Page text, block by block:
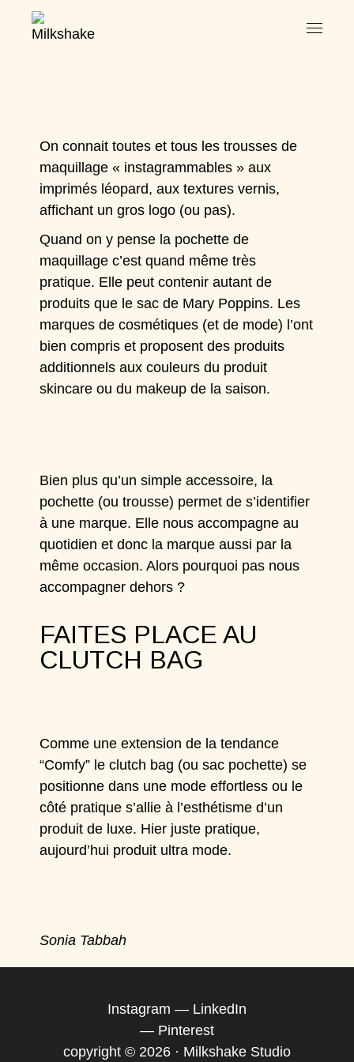
On connait toutes et tous les trousses de
maquillage « instagrammables » aux
imprimés léopard, aux textures vernis,
affichant un gros logo (ou pas).
Quand on y pense la pochette de
maquillage c’est quand même très
pratique. Elle peut contenir autant de
produits que le sac de Mary Poppins. Les
marques de cosmétiques (et de mode) l’ont
bien compris et proposent des produits
additionnels aux couleurs du produit
skincare ou du makeup de la saison.
Bien plus qu’un simple accessoire, la
pochette (ou trousse) permet de s’identifier
à une marque. Elle nous accompagne au
quotidien et donc la marque aussi par la
même occasion. Alors pourquoi pas nous
accompagner dehors ?
FAITES PLACE AU
CLUTCH BAG
Comme une extension de la tendance
“Comfy” le clutch bag (ou sac pochette) se
positionne dans une mode effortless ou le
côté pratique s’allie à l’esthétisme d’un
produit de luxe. Hier juste pratique,
aujourd’hui produit ultra mode.
Sonia Tabbah
Instagram — LinkedIn
— Pinterest
copyright © 2026 · Milkshake Studio